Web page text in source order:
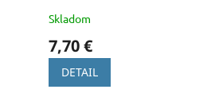
Skladom
7,70 €
DETAIL